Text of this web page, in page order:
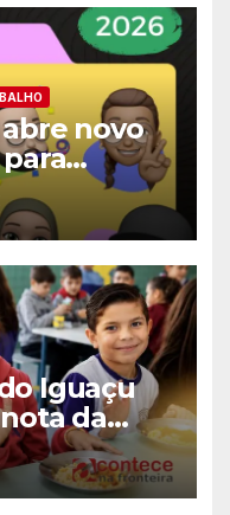
novo
Iguaçu
da